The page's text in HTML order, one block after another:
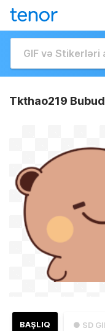
Tkthao219
● SD
BAŞLIQ